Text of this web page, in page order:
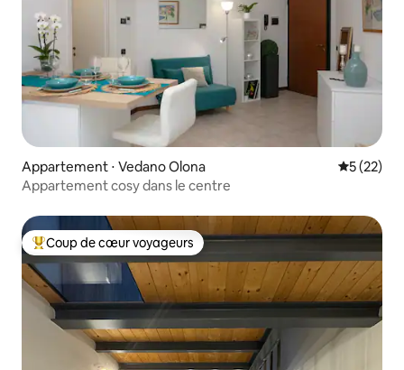
Appartement ⋅ Vedano Olona
5 (22)
Appartement cosy dans le centre
Coups de cœur voyageurs les plus appréciés
Coup de cœur voyageurs